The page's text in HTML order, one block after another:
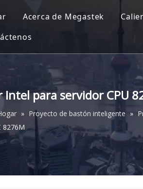
Acerca de Megastek
Intel para servidor CPU
» Proyecto de bastón inteligente »
8276M